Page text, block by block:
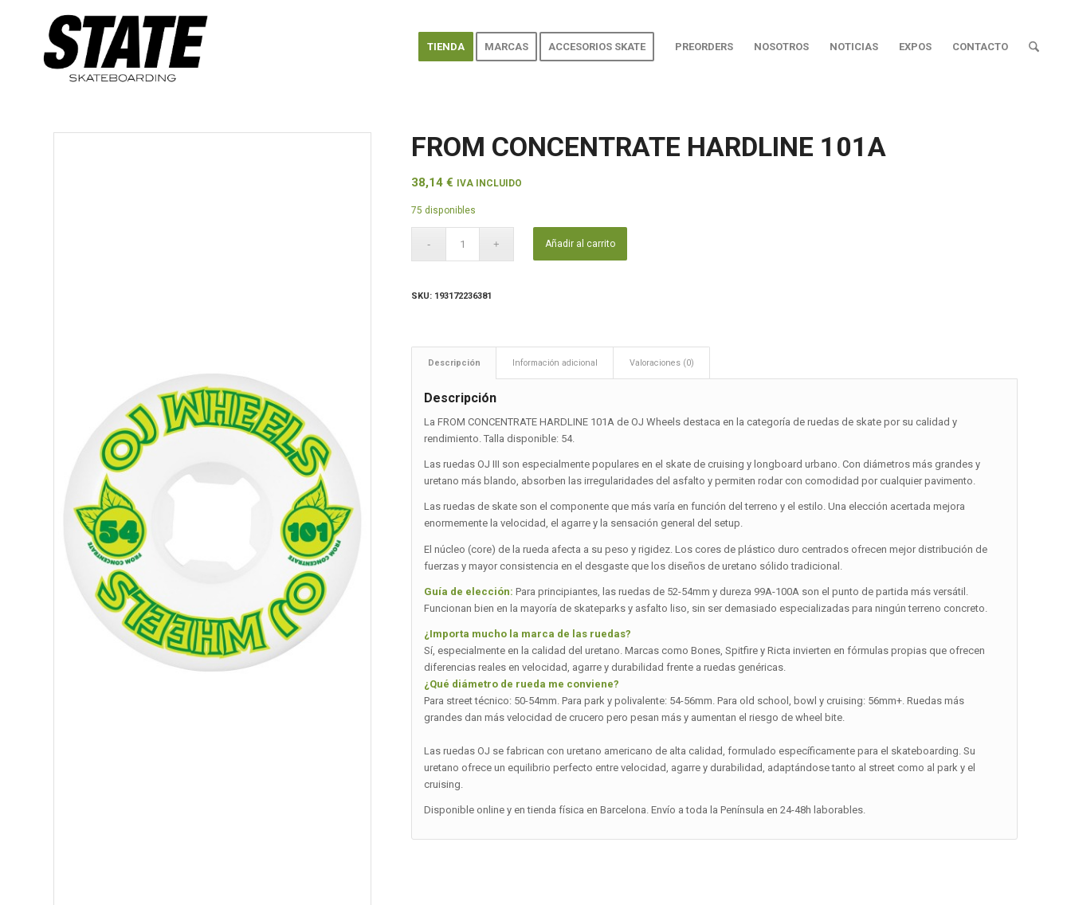
TIENDA MARCAS ACCESORIOS SKATE PREORDERS NOSOTROS NOTICIAS EXPOS CONTACTO
FROM CONCENTRATE HARDLINE 101A
38,14€ IVA INCLUIDO
75 disponibles
Añadir al carrito
SKU: 193172236381
Descripción Información adicional Valoraciones (0)
Descripción
La FROM CONCENTRATE HARDLINE 101A de OJ Wheels destaca en la categoría de ruedas de skate por su calidad y
rendimiento. Talla disponible: 54.
Las ruedas OJ III son especialmente populares en el skate de cruising y longboard urbano. Con diámetros más grandes y
uretano más blando, absorben las irregularidades del asfalto y permiten rodar con comodidad por cualquier pavimento.
Las ruedas de skate son el componente que más varía en función del terreno y el estilo. Una elección acertada mejora
enormemente la velocidad, el agarre y la sensación general del setup.
El núcleo (core) de la rueda afecta a su peso y rigidez. Los cores de plástico duro centrados ofrecen mejor distribución de
fuerzas y mayor consistencia en el desgaste que los diseños de uretano sólido tradicional.
Guía de elección: Para principiantes, las ruedas de 52-54mm y dureza 99A-100A son el punto de partida más versátil.
Funcionan bien en la mayoría de skateparks y asfalto liso, sin ser demasiado especializadas para ningún terreno concreto.
¿Importa mucho la marca de las ruedas?
Sí, especialmente en la calidad del uretano. Marcas como Bones, Spitfire y Ricta invierten en fórmulas propias que ofrecen
diferencias reales en velocidad, agarre y durabilidad frente a ruedas genéricas.
¿Qué diámetro de rueda me conviene?
Para street técnico: 50-54mm. Para park y polivalente: 54-56mm. Para old school, bowl y cruising: 56mm+. Ruedas más
grandes dan más velocidad de crucero pero pesan más y aumentan el riesgo de wheel bite.
Las ruedas OJ se fabrican con uretano americano de alta calidad, formulado específicamente para el skateboarding. Su
uretano ofrece un equilibrio perfecto entre velocidad, agarre y durabilidad, adaptándose tanto al street como al park y el
cruising.
Disponible online y en tienda física en Barcelona. Envío a toda la Península en 24-48h laborables.